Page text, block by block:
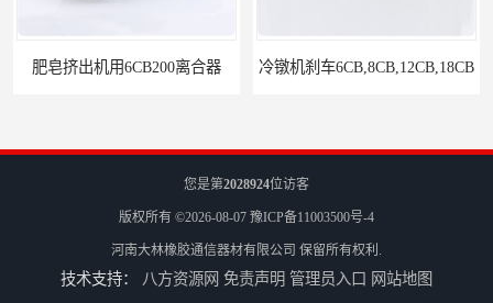
皂挤出机用6CB200离合器 冷镦机刹车6CB,8CB,12CB,18CB
您是第2028924位访客
版权所有 ©2026-08-07 豫ICP备11003500号-4
河南大林橡胶通信器材有限公司 保留所有权利.
技术支持： 八方资源网 免责声明 管理员入口 网站地图